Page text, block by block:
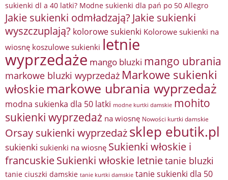
sukienki dl a 40 latki? Modne sukienki dla pań po 50 Allegro
Jakie sukienki odmładzają? Jakie sukienki
wyszczuplają? kolorowe sukienki Kolorowe sukienki na
wiosnę koszulowe sukienki letnie
wyprzedaże mango bluzki mango ubrania
markowe bluzki wyprzedaż Markowe sukienki
włoskie markowe ubrania wyprzedaż
modna sukienka dla 50 latki modne kurtki damskie mohito
sukienki wyprzedaż na wiosnę Nowości kurtki damskie
Orsay sukienki wyprzedażsklep ebutik.pl
sukienki sukienki na wiosnę Sukienki włoskie i
francuskieSukienki włoskie letnietanie bluzki
tanie ciuszki damskie tanie kurtki damskie tanie sukienki dla 50